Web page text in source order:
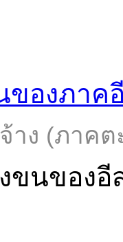
ของภาค
าง (ภาคต
ขนของ